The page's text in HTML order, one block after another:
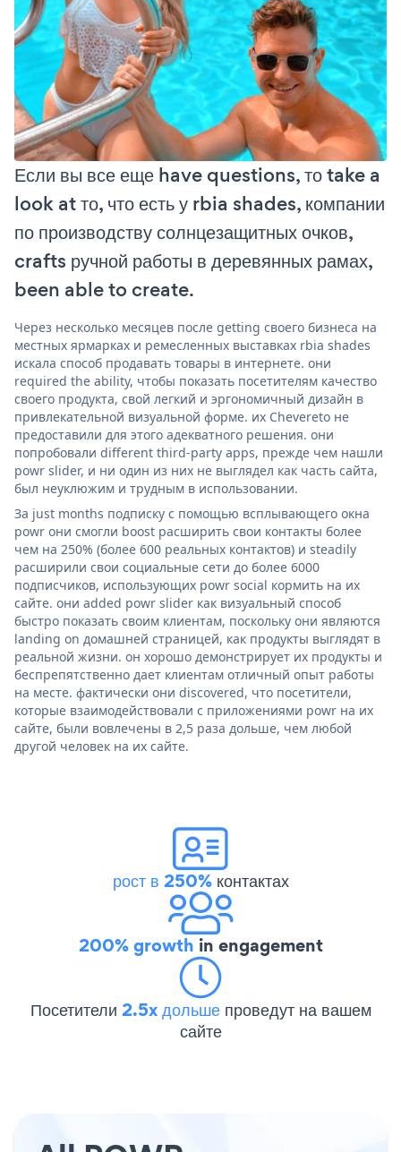
Если вы все еще have questions, то take a
look at то, что есть у rbia shades, компании
по производству солнцезащитных очков,
crafts ручной работы в деревянных рамах,
been able to create.
Через несколько месяцев после getting своего бизнеса на
местных ярмарках и ремесленных выставках rbia shades
искала способ продавать товары в интернете. они
required the ability, чтобы показать посетителям качество
своего продукта, свой легкий и эргономичный дизайн в
привлекательной визуальной форме. их Chevereto не
предоставили для этого адекватного решения. они
попробовали different third-party apps, прежде чем нашли
powr slider, и ни один из них не выглядел как часть сайта,
был неуклюжим и трудным в использовании.
За just months подписку с помощью всплывающего окна
powr они смогли boost расширить свои контакты более
чем на 250% (более 600 реальных контактов) и steadily
расширили свои социальные сети до более 6000
подписчиков, использующих powr social кормить на их
сайте. они added powr slider как визуальный способ
быстро показать своим клиентам, поскольку они являются
landing on домашней страницей, как продукты выглядят в
реальной жизни. он хорошо демонстрирует их продукты и
беспрепятственно дает клиентам отличный опыт работы
на месте. фактически они discovered, что посетители,
которые взаимодействовали с приложениями powr на их
сайте, были вовлечены в 2,5 раза дольше, чем любой
другой человек на их сайте.
рост в 250%контактах
200% growth in engagement
Посетители 2.5x дольше проведут на вашем
сайте